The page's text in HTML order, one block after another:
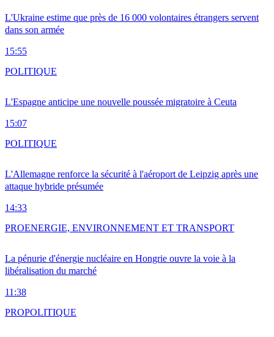
L'Ukraine estime que près de 16 000 volontaires étrangers servent
dans son armée
15:55
L'Espagne anticipe une nouvelle poussée migratoire à Ceuta
15:07
POLITIQUE
L'Allemagne renforce la sécurité à l'aéroport de Leipzig après une
attaque hybride présumée
14:33
POLITIQUE
La pénurie d'énergie nucléaire en Hongrie ouvre la voie à la
libéralisation du marché
11:38
PROENERGIE, ENVIRONNEMENT ET TRANSPORT
PROPOLITIQUE